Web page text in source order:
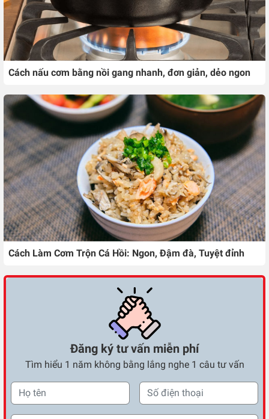
Cách nấu cơm bằng nồi gang nhanh, đơn giản, dẻo ngon
Cách Làm Cơm Trộn Cá Hồi: Ngon, Đậm đà, Tuyệt đỉnh
Đăng ký tư vấn miễn phí
Tìm hiểu 1 năm không bằng lắng nghe 1 câu tư vấn